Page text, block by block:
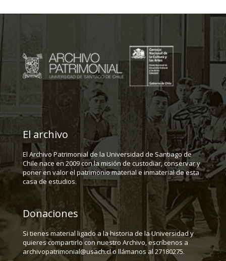
El archivo
El Archivo Patrimonial de la Universidad de Santiago de
Chile nace en 2009 con la misión de custodiar, conservar y
poner en valor el patrimonio material e inmaterial de esta
casa de estudios.
Donaciones
Si tienes material ligado a la historia de la Universidad y
quieres compartirlo con nuestro Archivo, escríbenos a
archivopatrimonial@usach.cl o llámanos al 27180275.